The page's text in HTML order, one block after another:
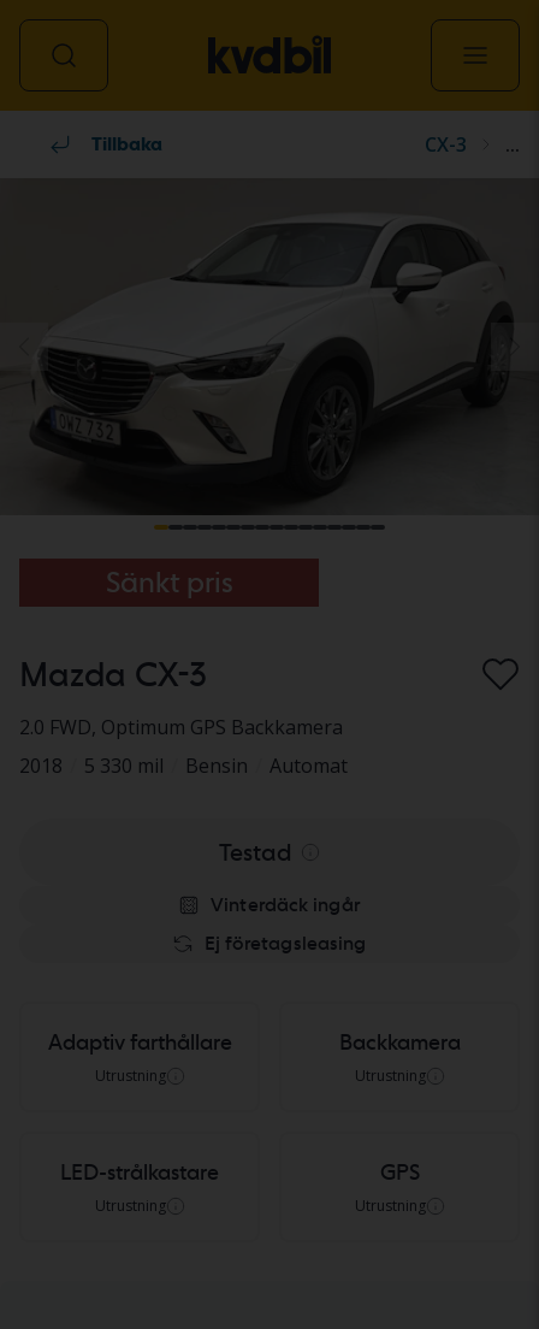
Alla fordon
Tillbaka CX-3 ...
Sänkt pris
Mazda CX-3
2.0 FWD, Optimum GPS Backkamera
2018
5 330 mil Bensin Automat
Testad
Vinterdäck ingår
Ej företagsleasing
Adaptiv farthållare
Utrustning
Backkamera
Utrustning
LED-strålkastare
Utrustning
GPS
Utrustning